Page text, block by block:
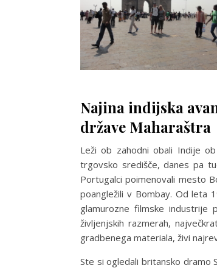
Najina indijska
države Maharaštra
Leži ob zahodni obali Indije
trgovsko središče, danes pa
Portugalci poimenovali mesto
poangležili v Bombay. Od leta
glamurozne filmske
življenjskih razmerah,
gradbenega materiala, živi
Ste si ogledali britansko dramo